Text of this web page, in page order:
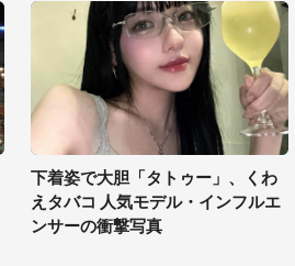
下着姿で大胆「タトゥー」、くわ
えタバコ 人気モデル・インフルエ
ンサーの衝撃写真